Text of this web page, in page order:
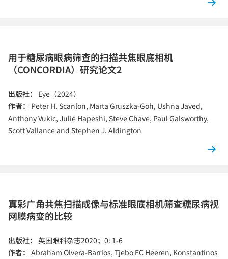
用于糖尿病眼病筛查的扫描共焦眼底相机
（CONCORDIA）研究论文2
出版社：
Eye（2024）
作者：
Peter H. Scanlon, Marta Gruszka-Goh, Ushna Javed,
Anthony Vukic, Julie Hapeshi, Steve Chave, Paul Galsworthy,
Scott Vallance and Stephen J. Aldington
真彩广角共焦扫描成像与标准眼底相机筛查糖尿病视
网膜病变的比较
出版社： 英国眼科杂志2020；0: 1-6
作者： Abraham Olvera-Barrios, Tjebo FC Heeren, Konstantinos